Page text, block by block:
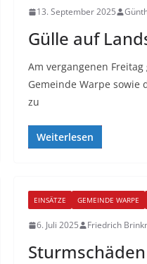
13. September 2025
Gülle auf
Am vergangenen
Gemeinde Warpe sowie
zu
Weiterlesen
EINSÄTZE GEMEINDE WARPE
6. Juli 2025 Friedrich